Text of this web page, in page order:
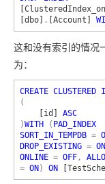
[dbo] . [Account]
这和没有索引的情况
为：
CREATE CLUSTERED
(
[id]
)WITH ( PAD_INDEX
SORT_IN_TEMPDB =
DROP_EXISTING = ON
ONLINE = OFF,
= ON) ON